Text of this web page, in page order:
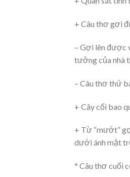
+ Câu thơ gợi
– Gợi lên được
tưởng của nhà
– Câu thơ thứ
+ Cây cối bao
+ Từ “mướt”
dưới ánh mặt
* Câu thơ cuối